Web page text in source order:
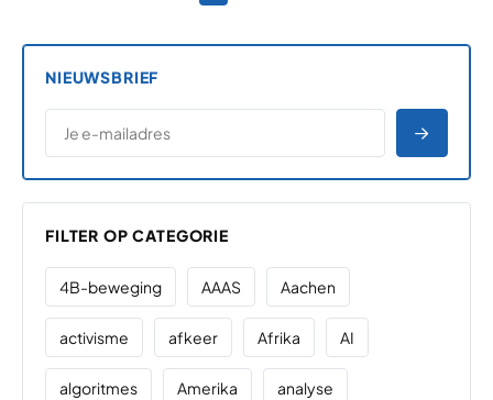
NIEUWSBRIEF
E-MAILADRES
*
FILTER OP CATEGORIE
4B-beweging AAAS Aachen
activisme afkeer Afrika AI
algoritmes Amerika analyse